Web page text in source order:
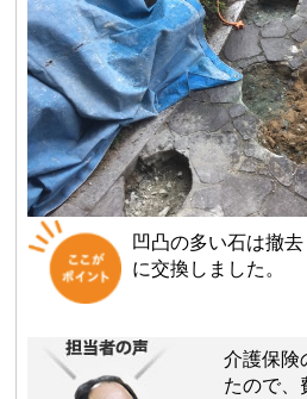
凹凸の多い石は撤
に交換しました。
介護保険
たので、